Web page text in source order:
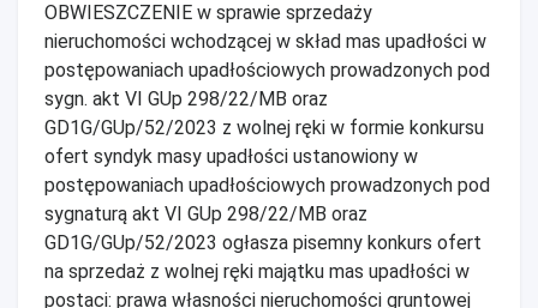
OBWIESZCZENIE w sprawie sprzedaży
nieruchomości wchodzącej w skład mas upadłości w
postępowaniach upadłościowych prowadzonych pod
sygn. akt VI GUp 298/22/MB oraz
GD1G/GUp/52/2023 z wolnej ręki w formie konkursu
ofert syndyk masy upadłości ustanowiony w
postępowaniach upadłościowych prowadzonych pod
sygnaturą akt VI GUp 298/22/MB oraz
GD1G/GUp/52/2023 ogłasza pisemny konkurs ofert
na sprzedaż z wolnej ręki majątku mas upadłości w
postaci: prawa własności nieruchomości gruntowej